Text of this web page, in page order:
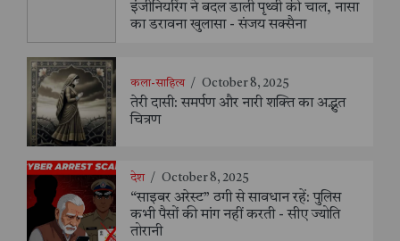
इंजीनियरिंग ने बदल डाली पृथ्वी की चाल, नासा
का डरावना खुलासा - संजय सक्सैना
कला-साहित्य / October 8, 2025
तेरी दासी: समर्पण और नारी शक्ति का अद्भुत
चित्रण
देश / October 8, 2025
“साइबर अरेस्ट” ठगी से सावधान रहें: पुलिस
कभी पैसों की मांग नहीं करती - सीए ज्योति
तोरानी